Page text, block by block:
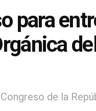
para
de la